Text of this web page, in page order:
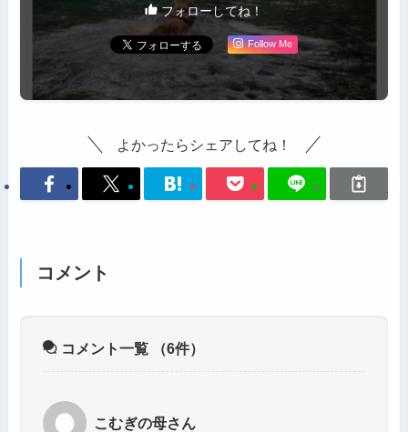
フォローしてね！
Follow Me
よかったらシェアしてね！
コメント
コメント一覧 （6件）
こむぎの母さん